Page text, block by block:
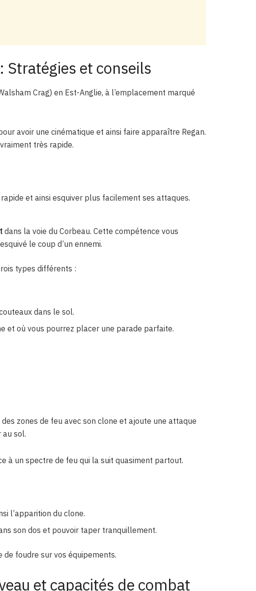
Stratégies et conseils
Crag) en Est-Anglie, à l’emplacement marqué
avoir une cinématique et ainsi faire apparaître Regan.
très rapide.
et ainsi esquiver plus facilement ses attaques.
dans la voie du Corbeau. Cette compétence vous
le coup d’un ennemi.
types différents :
dans le sol.
et où vous pourrez placer une parade parfaite.
zones de feu avec son clone et ajoute une attaque
sol.
à un spectre de feu qui la suit quasiment partout.
l’apparition du clone.
son dos et pouvoir taper tranquillement.
de foudre sur vos équipements.
et capacités de combat